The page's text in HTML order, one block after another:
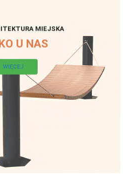
MIEJSKA
U NAS
WIĘCEJ